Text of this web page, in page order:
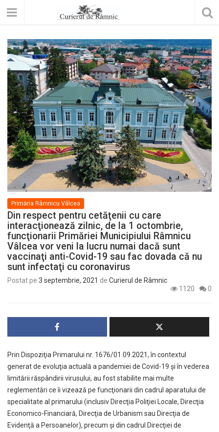
Primăria Râmnicu Vâlcea
Din respect pentru cetăţenii cu care
interacţionează zilnic, de la 1 octombrie,
funcţionarii Primăriei Municipiului Râmnicu
Vâlcea vor veni la lucru numai dacă sunt
vaccinaţi anti-Covid-19 sau fac dovada că nu
sunt infectaţi cu coronavirus
Postat pe 3 septembrie, 2021 de Curierul de Râmnic
1120
0
Prin Dispoziţia Primarului nr. 1676/01.09.2021, în contextul
generat de evoluţia actuală a pandemiei de Covid-19 şi în vederea
limitării răspândirii virusului, au fost stabilite mai multe
reglementări ce îi vizează pe funcţionarii din cadrul aparatului de
specialitate al primarului (inclusiv Direcţia Poliţiei Locale, Direcţia
Economico-Financiară, Direcţia de Urbanism sau Direcţia de
Evidenţă a Persoanelor), precum şi din cadrul Direcţiei de